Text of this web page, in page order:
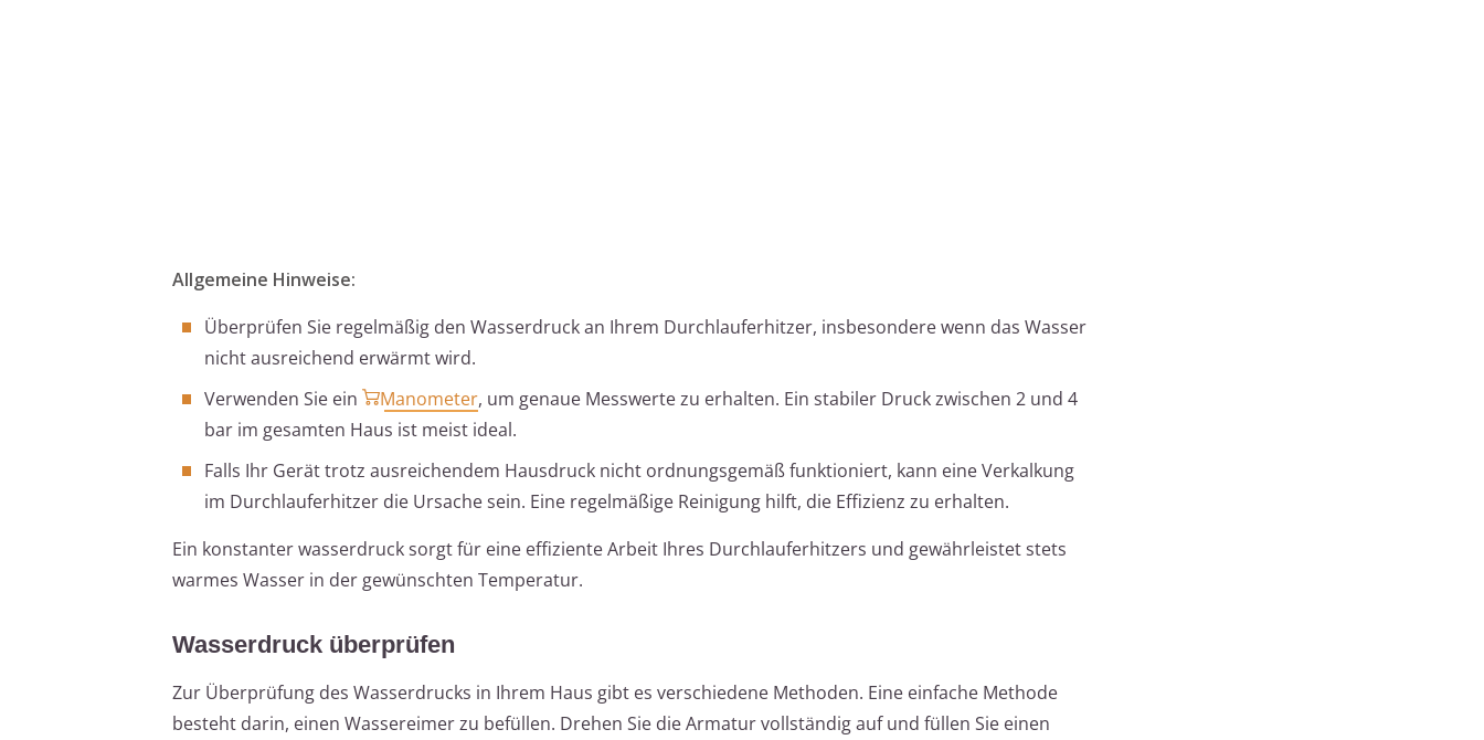
Allgemeine Hinweise:
Überprüfen Sie regelmäßig den Wasserdruck an Ihrem Durchlauferhitzer, insbesondere wenn das Wasser
nicht ausreichend erwärmt wird.
Verwenden Sie ein
Manometer, um genaue Messwerte zu erhalten. Ein stabiler Druck zwischen 2 und 4
bar im gesamten Haus ist meist ideal.
Falls Ihr Gerät trotz ausreichendem Hausdruck nicht ordnungsgemäß funktioniert, kann eine Verkalkung
im Durchlauferhitzer die Ursache sein. Eine regelmäßige Reinigung hilft, die Effizienz zu erhalten.
Ein konstanter wasserdruck sorgt für eine effiziente Arbeit Ihres Durchlauferhitzers und gewährleistet stets
warmes Wasser in der gewünschten Temperatur.
Wasserdruck überprüfen
Zur Überprüfung des Wasserdrucks in Ihrem Haus gibt es verschiedene Methoden. Eine einfache Methode
besteht darin, einen Wassereimer zu befüllen. Drehen Sie die Armatur vollständig auf und füllen Sie einen